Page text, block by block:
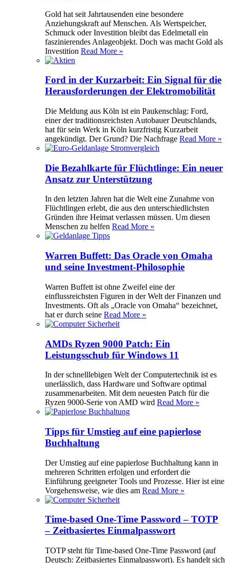
Gold hat seit Jahrtausenden eine besondere
Anziehungskraft auf Menschen. Als Wertspeicher,
Schmuck oder Investition bleibt das Edelmetall ein
faszinierendes Anlageobjekt. Doch was macht Gold als
Investition Read More »
Ford in der Kurzarbeit: Ein Signal für die
Herausforderungen der Elektromobilität
Die Meldung aus Köln ist ein Paukenschlag: Ford,
einer der traditionsreichsten Autobauer Deutschlands,
hat für sein Werk in Köln kurzfristig Kurzarbeit
angekündigt. Der Grund? Die Nachfrage Read More »
Die Bezahlkarte für Flüchtlinge: Ein neuer
Ansatz zur Unterstützung
In den letzten Jahren hat die Welt eine Zunahme von
Flüchtlingen erlebt, die aus den unterschiedlichsten
Gründen ihre Heimat verlassen müssen. Um diesen
Menschen zu helfen Read More »
Warren Buffett: Das Oracle von Omaha
und seine Investment-Philosophie
Warren Buffett ist ohne Zweifel eine der
einflussreichsten Figuren in der Welt der Finanzen und
Investments. Oft als „Oracle von Omaha“ bezeichnet,
hat er durch seine Read More »
AMDs Ryzen 9000 Patch: Ein
Leistungsschub für Windows 11
In der schnelllebigen Welt der Computertechnik ist es
unerlässlich, dass Hardware und Software optimal
zusammenarbeiten. Mit dem neuesten Patch für die
Ryzen 9000-Serie von AMD wird Read More »
Tipps für Umstieg auf eine papierlose
Buchhaltung
Der Umstieg auf eine papierlose Buchhaltung kann in
mehreren Schritten erfolgen und erfordert die
Einführung geeigneter Tools und Prozesse. Hier ist eine
Vorgehensweise, wie dies am Read More »
Time-based One-Time Password – TOTP
– Zeitbasiertes Einmalpasswort
TOTP steht für Time-based One-Time Password (auf
Deutsch: Zeitbasiertes Einmalpasswort). Es handelt sich